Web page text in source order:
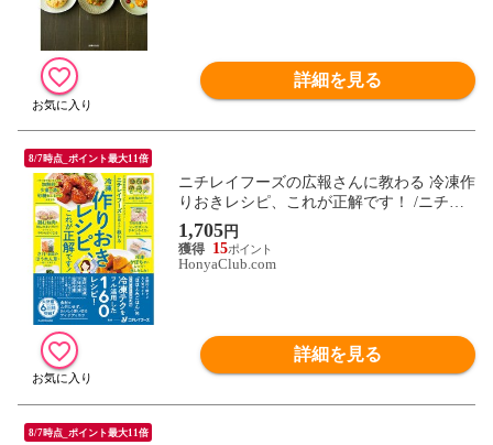
詳細を見る
8/7時点_ポイント最大11倍
ニチレイフーズの広報さんに教わる 冷凍作
りおきレシピ、これが正解です！ /ニチレ
イフーズ
1,705円
15
HonyaClub.com
詳細を見る
8/7時点_ポイント最大11倍